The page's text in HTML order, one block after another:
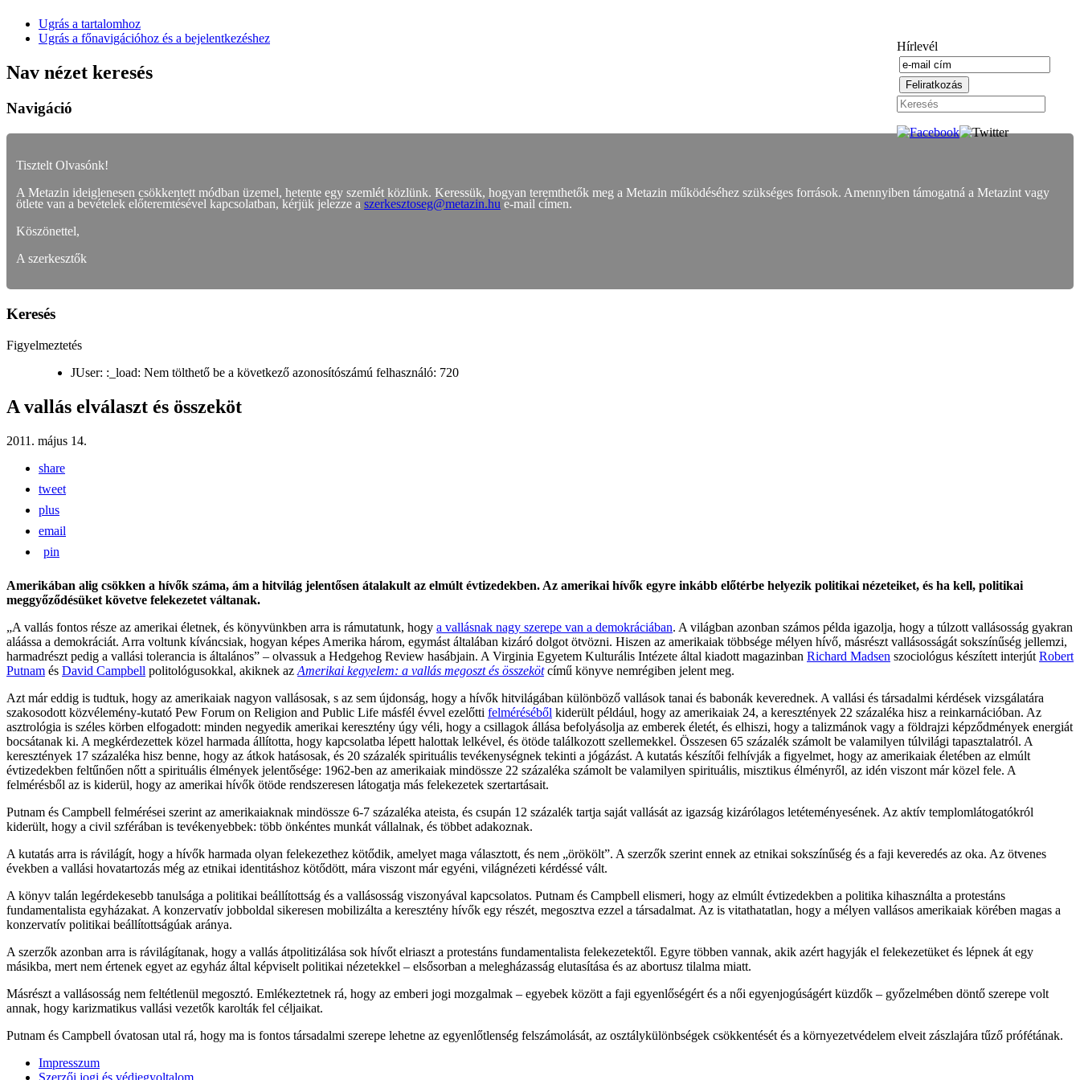
Hírlevél
Ugrás a tartalomhoz
Ugrás a főnavigációhoz és a bejelentkezéshez
Nav nézet keresés
Navigáció
Tisztelt Olvasónk!
A Metazin ideiglenesen csökkentett módban üzemel, hetente egy szemlét közlünk. Keressük, hogyan teremthetők meg a Metazin működéséhez szükséges források. Amennyiben támogatná a Metazint vagy
ötlete van a bevételek előteremtésével kapcsolatban, kérjük jelezze a szerkesztoseg@metazin.hue-mail címen.
Köszönettel,
A szerkesztők
Keresés
Figyelmeztetés
JUser: :_load: Nem tölthető be a következő azonosítószámú felhasználó: 720
A vallás elválaszt és összeköt
2011. május 14.
share
tweet
plus
email
pin
Amerikában alig csökken a hívők száma, ám a hitvilág jelentősen átalakult az elmúlt évtizedekben. Az amerikai hívők egyre inkább előtérbe helyezik politikai nézeteiket, és ha kell, politikai
meggyőződésüket követve felekezetet váltanak.
„A vallás fontos része az amerikai életnek, és könyvünkben arra is rámutatunk, hogy a vallásnak nagy szerepe van a demokráciában. A világban azonban számos példa igazolja, hogy a túlzott vallásosság gyakran
aláássa a demokráciát. Arra voltunk kíváncsiak, hogyan képes Amerika három, egymást általában kizáró dolgot ötvözni. Hiszen az amerikaiak többsége mélyen hívő, másrészt vallásosságát sokszínűség jellemzi,
harmadrészt pedig a vallási tolerancia is általános” – olvassuk a Hedgehog Review hasábjain. A Virginia Egyetem Kulturális Intézete által kiadott magazinban Richard Madsen szociológus készített interjút Robert
Putnam és David Campbell politológusokkal, akiknek az Amerikai kegyelem: a vallás megoszt és összekötcímű könyve nemrégiben jelent meg.
Azt már eddig is tudtuk, hogy az amerikaiak nagyon vallásosak, s az sem újdonság, hogy a hívők hitvilágában különböző vallások tanai és babonák keverednek. A vallási és társadalmi kérdések vizsgálatára
szakosodott közvélemény-kutató Pew Forum on Religion and Public Life másfél évvel ezelőtti felméréséből kiderült például, hogy az amerikaiak 24, a keresztények 22 százaléka hisz a reinkarnációban. Az
asztrológia is széles körben elfogadott: minden negyedik amerikai keresztény úgy véli, hogy a csillagok állása befolyásolja az emberek életét, és elhiszi, hogy a talizmánok vagy a földrajzi képződmények energiát
bocsátanak ki. A megkérdezettek közel harmada állította, hogy kapcsolatba lépett halottak lelkével, és ötöde találkozott szellemekkel. Összesen 65 százalék számolt be valamilyen túlvilági tapasztalatról. A
keresztények 17 százaléka hisz benne, hogy az átkok hatásosak, és 20 százalék spirituális tevékenységnek tekinti a jógázást. A kutatás készítői felhívják a figyelmet, hogy az amerikaiak életében az elmúlt
évtizedekben feltűnően nőtt a spirituális élmények jelentősége: 1962-ben az amerikaiak mindössze 22 százaléka számolt be valamilyen spirituális, misztikus élményről, az idén viszont már közel fele. A
felmérésből az is kiderül, hogy az amerikai hívők ötöde rendszeresen látogatja más felekezetek szertartásait.
Putnam és Campbell felmérései szerint az amerikaiaknak mindössze 6-7 százaléka ateista, és csupán 12 százalék tartja saját vallását az igazság kizárólagos letéteményesének. Az aktív templomlátogatókról
kiderült, hogy a civil szférában is tevékenyebbek: több önkéntes munkát vállalnak, és többet adakoznak.
A kutatás arra is rávilágít, hogy a hívők harmada olyan felekezethez kötődik, amelyet maga választott, és nem „örökölt”. A szerzők szerint ennek az etnikai sokszínűség és a faji keveredés az oka. Az ötvenes
években a vallási hovatartozás még az etnikai identitáshoz kötődött, mára viszont már egyéni, világnézeti kérdéssé vált.
A könyv talán legérdekesebb tanulsága a politikai beállítottság és a vallásosság viszonyával kapcsolatos. Putnam és Campbell elismeri, hogy az elmúlt évtizedekben a politika kihasználta a protestáns
fundamentalista egyházakat. A konzervatív jobboldal sikeresen mobilizálta a keresztény hívők egy részét, megosztva ezzel a társadalmat. Az is vitathatatlan, hogy a mélyen vallásos amerikaiak körében magas a
konzervatív politikai beállítottságúak aránya.
A szerzők azonban arra is rávilágítanak, hogy a vallás átpolitizálása sok hívőt elriaszt a protestáns fundamentalista felekezetektől. Egyre többen vannak, akik azért hagyják el felekezetüket és lépnek át egy
másikba, mert nem értenek egyet az egyház által képviselt politikai nézetekkel – elsősorban a melegházasság elutasítása és az abortusz tilalma miatt.
Másrészt a vallásosság nem feltétlenül megosztó. Emlékeztetnek rá, hogy az emberi jogi mozgalmak – egyebek között a faji egyenlőségért és a női egyenjogúságért küzdők – győzelmében döntő szerepe volt
annak, hogy karizmatikus vallási vezetők karolták fel céljaikat.
Putnam és Campbell óvatosan utal rá, hogy ma is fontos társadalmi szerepe lehetne az egyenlőtlenség felszámolását, az osztálykülönbségek csökkentését és a környezetvédelem elveit zászlajára tűző prófétának.
Impresszum
Szerzői jogi és védjegyoltalom